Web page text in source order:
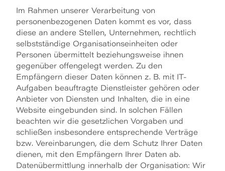
Im Rahmen unserer Verarbeitung von
personenbezogenen Daten kommt es vor, dass
diese an andere Stellen, Unternehmen, rechtlich
selbstständige Organisationseinheiten oder
Personen übermittelt beziehungsweise ihnen
gegenüber offengelegt werden. Zu den
Empfängern dieser Daten können z. B. mit IT-
Aufgaben beauftragte Dienstleister gehören oder
Anbieter von Diensten und Inhalten, die in eine
Website eingebunden sind. In solchen Fällen
beachten wir die gesetzlichen Vorgaben und
schließen insbesondere entsprechende Verträge
bzw. Vereinbarungen, die dem Schutz Ihrer Daten
dienen, mit den Empfängern Ihrer Daten ab.
Datenübermittlung innerhalb der Organisation: Wir